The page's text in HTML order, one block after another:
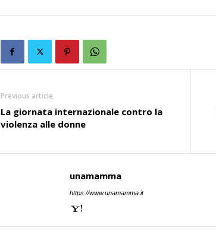
Previous article
La giornata internazionale contro la
violenza alle donne
unamamma
https://www.unamamma.it